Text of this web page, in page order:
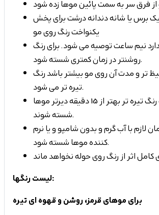
یک برس یا شانه دندانه درشت برای پخش
یکنواخت رنگ روی مو
نیم ساعت توصیه می شود. برای رنگ
روشنتر در زمان کمتری شسته شود.
تر و مدت آن روی مو بیشتر باشد رنگ
تیره تر می شود.
برای رسیدن به رنگ تیره تر بهتر از 15 دقیقه دیرتر موها
شسته شوند.
لازم با آب گرم و بدون شامپو و یا نرم
کننده موها شسته شود.
لیست رنگها:
برای موهای قرمز، روشن و قهوه ای تیره